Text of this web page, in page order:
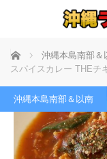
ホーム 沖縄本島南部＆
スパイスカレー THEチ
沖縄本島南部＆以南